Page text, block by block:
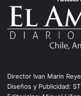
Director Ivan Marin
Diseños y Publicidad: